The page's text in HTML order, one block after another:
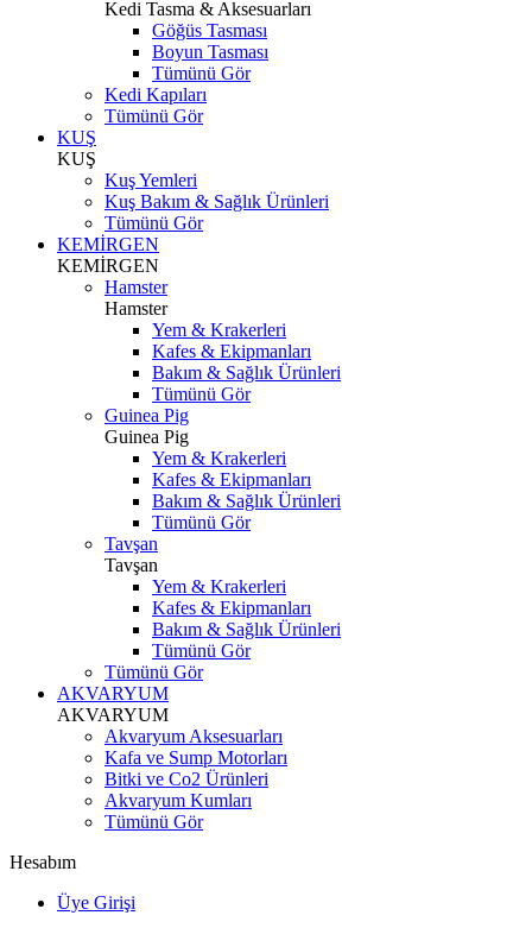
Kedi Tasma & Aksesuarları
Göğüs Tasması
Boyun Tasması
Tümünü Gör
Kedi Kapıları
Tümünü Gör
KUŞ
KUŞ
Kuş Yemleri
Kuş Bakım & Sağlık Ürünleri
Tümünü Gör
KEMİRGEN
KEMİRGEN
Hamster
Hamster
Yem & Krakerleri
Kafes & Ekipmanları
Bakım & Sağlık Ürünleri
Tümünü Gör
Guinea Pig
Guinea Pig
Yem & Krakerleri
Kafes & Ekipmanları
Bakım & Sağlık Ürünleri
Tümünü Gör
Tavşan
Tavşan
Yem & Krakerleri
Kafes & Ekipmanları
Bakım & Sağlık Ürünleri
Tümünü Gör
Tümünü Gör
AKVARYUM
AKVARYUM
Akvaryum Aksesuarları
Kafa ve Sump Motorları
Bitki ve Co2 Ürünleri
Akvaryum Kumları
Tümünü Gör
Hesabım
Üye Girişi